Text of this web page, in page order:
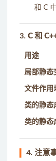
和 C
3. C 和
用途
局部静态
文件作用
类的静态
类的静态
4. 注意